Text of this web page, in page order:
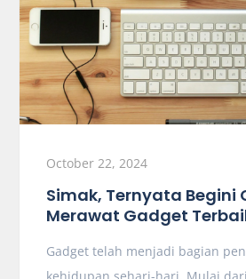
October 22, 2024
Simak, Ternyata Begini
Merawat Gadget
Gadget telah menjadi bagian